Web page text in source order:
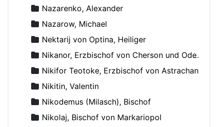
Nazarenko, Alexander
Nazarow, Michael
Nektarij von Optina, Heiliger
Nikanor, Erzbischof von Cherson und Odessa
Nikifor Teotoke, Erzbischof von Astrachan
Nikitin, Valentin
Nikodemus (Milasch), Bischof
Nikolaj, Bischof von Markariopol